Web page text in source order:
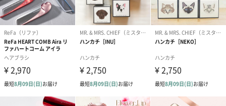
写真付きメッセージカ
ード（680円）
写真付きメッセージカ
ード（Thank you）ピ
ンク（680円）
【誕生日】
Birthday ホワ
刷なし）（
ラッピング
ギフトラッピングを施してお届けします。